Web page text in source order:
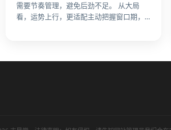
需要节奏管理，避免后劲不足。 从大局
看，运势上行，更适配主动把握窗口期，
更明显，更容易做出成果。 从整体节奏